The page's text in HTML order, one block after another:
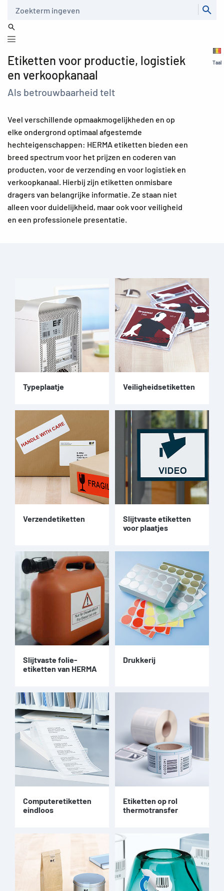
Taal
Etiketten voor productie, logistiek
en verkoopkanaal
Als betrouwbaarheid telt
Veel verschillende opmaakmogelijkheden en op
elke ondergrond optimaal afgestemde
hechteigenschappen: HERMA etiketten bieden een
breed spectrum voor het prijzen en coderen van
producten, voor de verzending en voor logistiek en
verkoopkanaal. Hierbij zijn etiketten onmisbare
dragers van belangrijke informatie. Ze staan niet
alleen voor duidelijkheid, maar ook voor veiligheid
en een professionele presentatie.
Typeplaatje Veiligheidsetiketten
Verzendetiketten
Slijtvaste etiketten
voor plaatjes
Slijtvaste folie-
etiketten van HERMA
Drukkerij
Computeretiketten
eindloos
Etiketten op rol
thermotransfer